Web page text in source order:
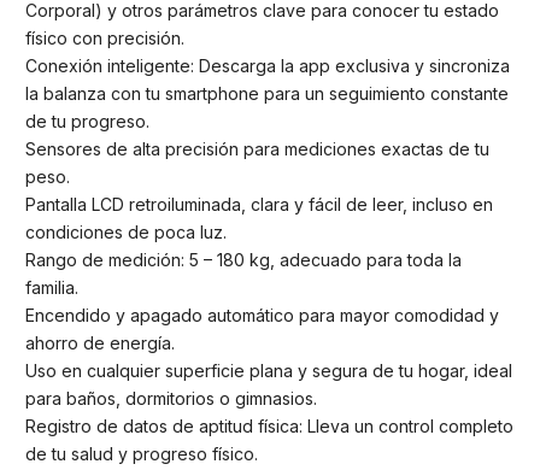
Corporal) y otros parámetros clave para conocer tu estado
físico con precisión.
Conexión inteligente: Descarga la app exclusiva y sincroniza
la balanza con tu smartphone para un seguimiento constante
de tu progreso.
Sensores de alta precisión para mediciones exactas de tu
peso.
Pantalla LCD retroiluminada, clara y fácil de leer, incluso en
condiciones de poca luz.
Rango de medición: 5 – 180 kg, adecuado para toda la
familia.
Encendido y apagado automático para mayor comodidad y
ahorro de energía.
Uso en cualquier superficie plana y segura de tu hogar, ideal
para baños, dormitorios o gimnasios.
Registro de datos de aptitud física: Lleva un control completo
de tu salud y progreso físico.